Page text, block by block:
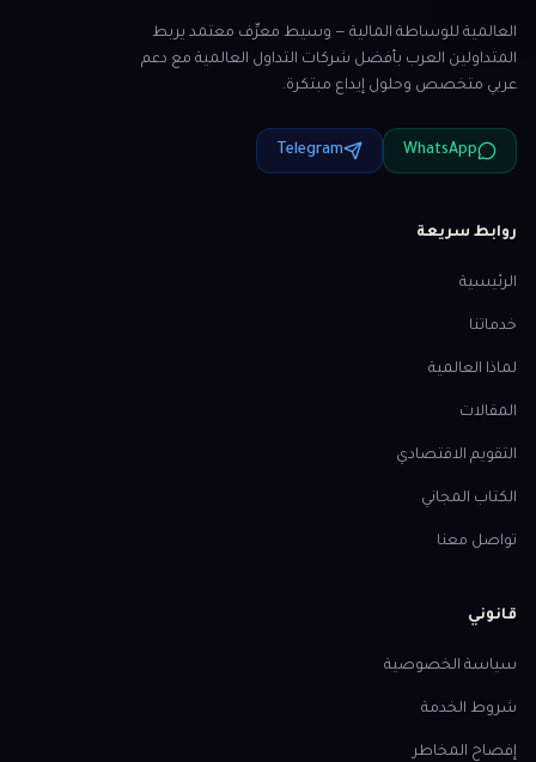
العالمية للوساطة المالية — وسيط معرِّف معتمد يربط
المتداولين العرب بأفضل شركات التداول العالمية مع دعم
عربي متخصص وحلول إيداع مبتكرة.
WhatsApp
Telegram
روابط سريعة
الرئيسية
خدماتنا
لماذا العالمية
المقالات
التقويم الاقتصادي
الكتاب المجاني
تواصل معنا
قانوني
سياسة الخصوصية
شروط الخدمة
إفصاح المخاطر